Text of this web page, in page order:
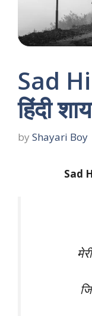
Sad
हिंदी
by Shayari Boy
Sad